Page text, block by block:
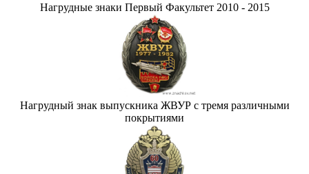
Нагрудные знаки Первый Факультет 2010 - 2015
Нагрудный знак выпускника ЖВУР с тремя различными
покрытиями